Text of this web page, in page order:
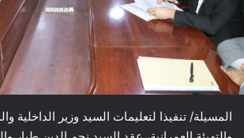
المسيلة/ تنفيذا لتعليمات السيد وزير الداخلية